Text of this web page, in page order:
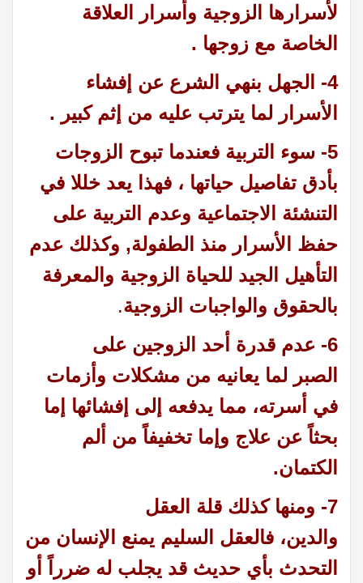
لأسرارها الزوجية وأسرار العلاقة
الخاصة مع زوجها .
4- الجهل بنهي الشرع عن إفشاء
الأسرار لما يترتب عليه من إثم كبير .
5- سوء التربية فعندما تبوح الزوجات
بأدق تفاصيل حياتها ، فهذا يعد خللا في
التنشئة الاجتماعية وعدم التربية على
حفظ الأسرار منذ الطفولة, وكذلك عدم
التأهيل الجيد للحياة الزوجية والمعرفة
بالحقوق والواجبات الزوجية.
6- عدم قدرة أحد الزوجين على
الصبر لما يعانيه من مشكلات وأزمات
في أسرته، مما يدفعه إلى إفشائها إما
بحثاً عن علاج وإما تخفيفاً من ألم
الكتمان.
7- ومنها كذلك قلة العقل
والدين، فالعقل السليم يمنع الإنسان من
التحدث بأي حديث قد يجلب له ضرراً أو